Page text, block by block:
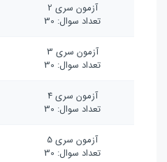
آزمون سری 2
تعداد سوال: 30
آزمون سری 3
تعداد سوال: 30
آزمون سری 4
تعداد سوال: 30
آزمون سری 5
تعداد سوال: 30